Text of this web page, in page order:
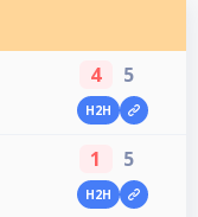
4 5
H2H
1 5
H2H